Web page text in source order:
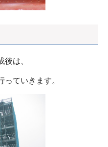
は、
ていきます。